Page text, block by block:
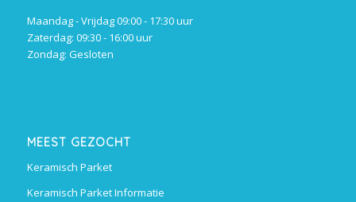
Maandag - Vrijdag 09:00 - 17:30 uur
Zaterdag: 09:30 - 16:00 uur
Zondag: Gesloten
MEEST GEZOCHT
Keramisch Parket
Keramisch Parket Informatie